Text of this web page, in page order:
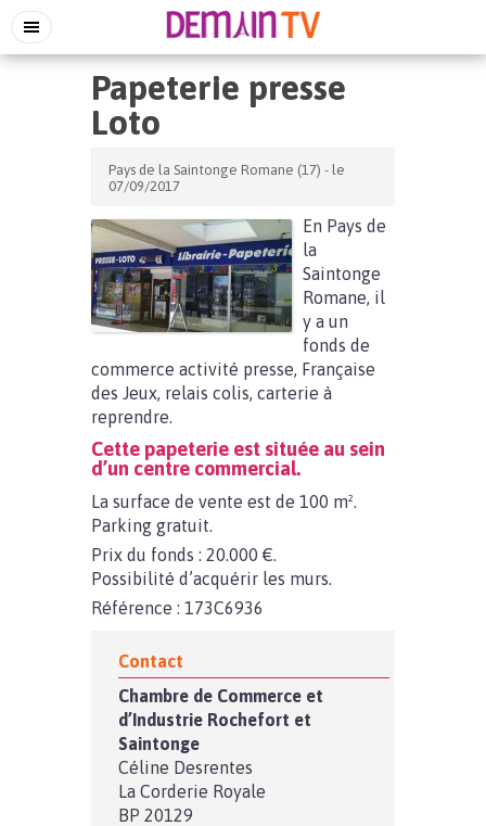
Papeterie presse
Loto
Pays de la Saintonge Romane (17) - le
07/09/2017
En Pays de
la
Saintonge
Romane, il
y a un
fonds de
commerce activité presse, Française
des Jeux, relais colis, carterie à
reprendre.
Cette papeterie est située au sein
d’un centre commercial.
La surface de vente est de 100 m².
Parking gratuit.
Prix du fonds : 20.000 €.
Possibilité d’acquérir les murs.
Référence : 173C6936
Contact
Chambre de Commerce et
d’Industrie Rochefort et
Saintonge
Céline Desrentes
La Corderie Royale
BP 20129